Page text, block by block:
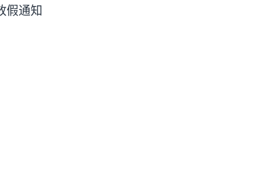
假通知